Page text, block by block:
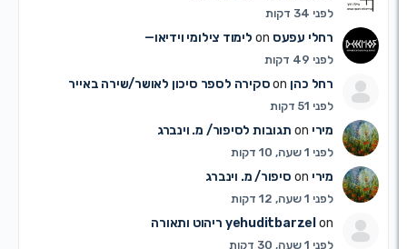
לפני 34 דקות
רחלי עפעסon לימוד צילומי וידיאו—
לפני 49 דקות
רחל כהן סקירה לספר סיכון לאושר/שירה באייר
לפני 51 דקות
מיריon תגובות לסיפור/ מ. וינברג
לפני 1 שעה, 10 דקות
מיריon סיפור/ מ. וינברג
לפני 1 שעה, 12 דקות
yehuditbarzel ריהוט ותאורה
לפני 1 שעה, 30 דקות